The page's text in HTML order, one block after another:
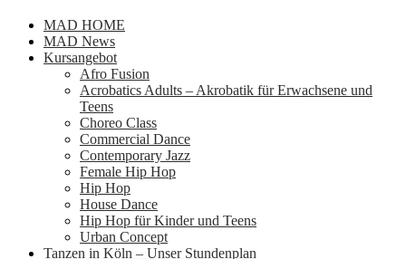
MAD HOME
MAD News
Kursangebot
Afro Fusion
Acrobatics Adults – Akrobatik für Erwachsene und
Teens
Choreo Class
Commercial Dance
Contemporary Jazz
Female Hip Hop
Hip Hop
House Dance
Hip Hop für Kinder und Teens
Urban Concept
Tanzen in Köln – Unser Stundenplan